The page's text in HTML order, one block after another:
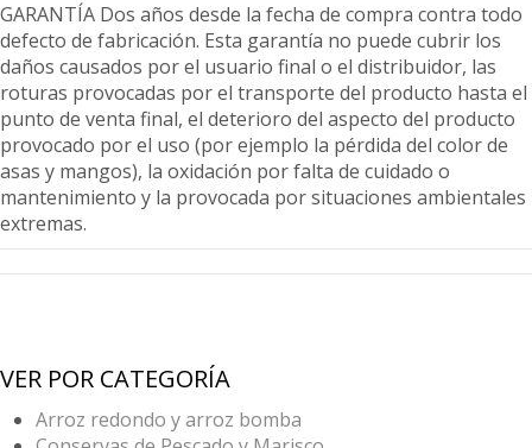
GARANTÍA Dos años desde la fecha de compra contra todo
defecto de fabricación. Esta garantía no puede cubrir los
daños causados por el usuario final o el distribuidor, las
roturas provocadas por el transporte del producto hasta el
punto de venta final, el deterioro del aspecto del producto
provocado por el uso (por ejemplo la pérdida del color de
asas y mangos), la oxidación por falta de cuidado o
mantenimiento y la provocada por situaciones ambientales
extremas.
VER POR CATEGORÍA
Arroz redondo y arroz bomba